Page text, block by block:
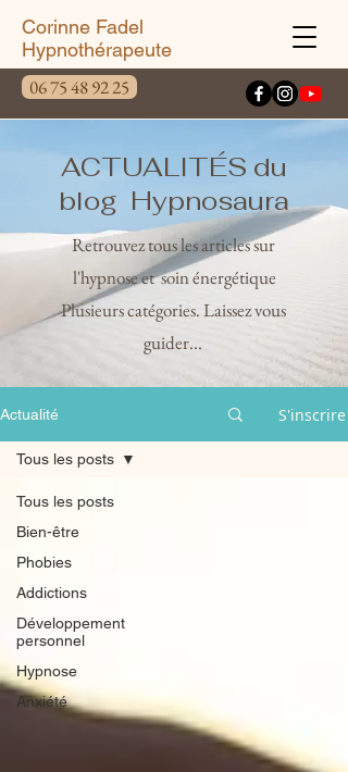
06 75 48 92 25
Corinne Fadel
Hypnothérapeute
ACTUALITÉS du
blog Hypnosaura
Retrouvez tous les articles sur
l'hypnose et soin énergétique
Plusieurs catégories. Laissez vous
guider...
Actualité S'inscrire
Tous les posts
Bien-être
Phobies
Addictions
Développement
personnel
Hypnose
Anxiété
Tous les posts